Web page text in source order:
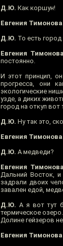
Д.Ю. Как коршун!
Евгения
Д.Ю. То есть
Евгения
постоянно.
И этот принцип,
прогресса, они
экологические
узде, а диких
город на откуп
Д.Ю. Ну так это,
Евгения
Д.Ю. А медведи?
Евгения
Дальний Восток,
задрали двоих
завален едой,
Д.Ю. А я вот тут
термическое
Долине гейзеров
Евгения